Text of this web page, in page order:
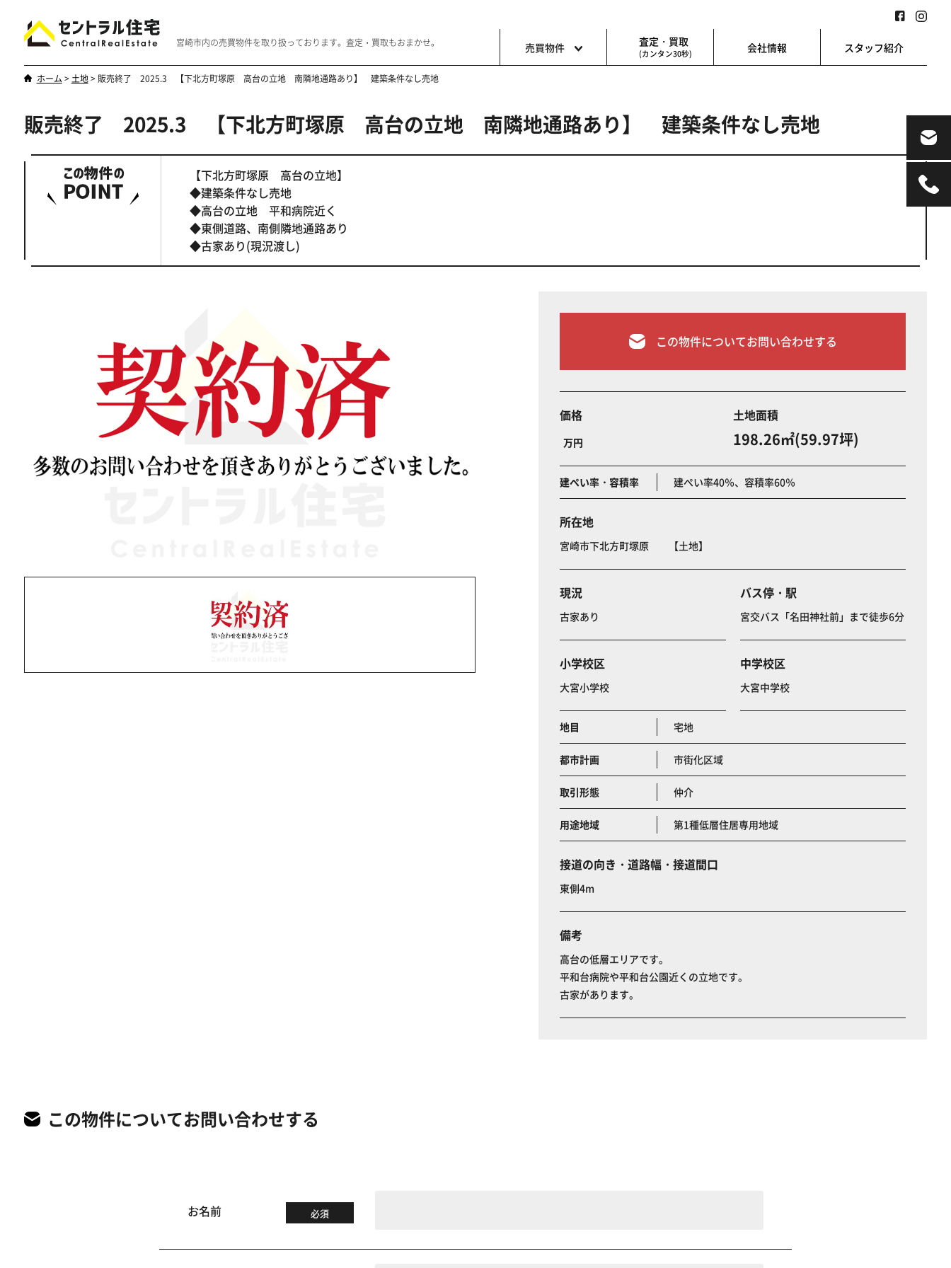
宮崎市内の売買物件を取り扱っております。査定・買取もおまかせ。 売買物件 査定・買取
(カンタン30秒) 会社情報 スタッフ紹介
やはり一戸建てが一番
ホーム > 土地> 販売終了 2025.3 【下北方町塚原 高台の立地 南隣地通路あり】 建築条件なし売地
販売終了 2025.3 【下北方町塚原 高台の立地 南隣地通路あり】 建築条件なし売地
【下北方町塚原 高台の立地】
◆建築条件なし売地
◆高台の立地 平和病院近く
◆東側道路、南側隣地通路あり
◆古家あり(現況渡し)
この物件についてお問い合わせする
価格
万円
土地面積
198.26㎡(59.97坪)
建ぺい率・容積率 建ぺい率40％、容積率60％
所在地
宮崎市下北方町塚原 【土地】
現況
古家あり
バス停・駅
宮交バス「名田神社前」まで徒歩6分
小学校区
大宮小学校
中学校区
大宮中学校
地目 宅地
都市計画 市街化区域
取引形態 仲介
用途地域 第1種低層住居専用地域
接道の向き・道路幅・接道間口
東側4m
備考
高台の低層エリアです。
平和台病院や平和台公園近くの立地です。
古家があります。
この物件についてお問い合わせする
お名前 必須